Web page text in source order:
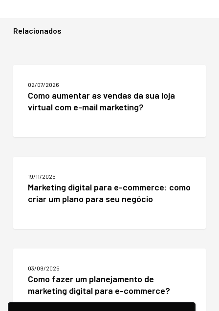
Relacionados
vendas
marketing?
02/07/2026
Como aumentar as vendas da sua loja
virtual com e-mail marketing?
para
commerce:
negócio
19/11/2025
Marketing digital para e-commerce: como
criar um plano para seu negócio
planejamento
marketing
03/09/2025
Como fazer um planejamento de
marketing digital para e-commerce?